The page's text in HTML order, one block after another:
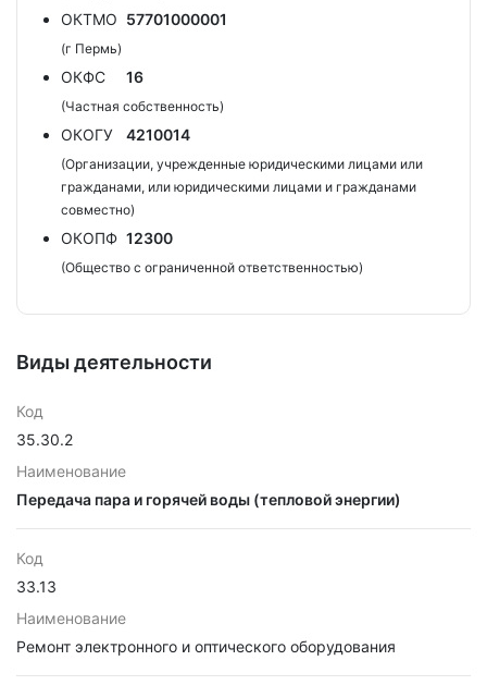
ОКТМО 57701000001
(г Пермь)
ОКФС 16
(Частная собственность)
ОКОГУ 4210014
(Организации, учрежденные юридическими лицами или
гражданами, или юридическими лицами и гражданами
совместно)
ОКОПФ 12300
(Общество с ограниченной ответственностью)
Виды деятельности
Код
35.30.2
Наименование
Передача пара и горячей воды (тепловой энергии)
Код
33.13
Наименование
Ремонт электронного и оптического оборудования